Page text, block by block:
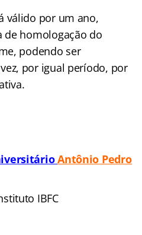
válido por um ano,
de homologação do
podendo ser
por igual período, por
Antônio Pedro
IBFC